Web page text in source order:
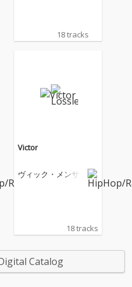
18 tracks
Victor
ヴィック・メンサ
18 tracks
Catalog